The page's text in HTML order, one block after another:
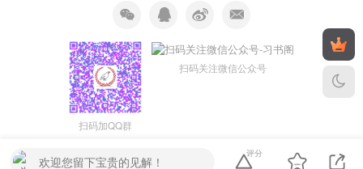
扫码加QQ群
扫码关注微信公众号
欢迎您留下宝贵的见解！
评分